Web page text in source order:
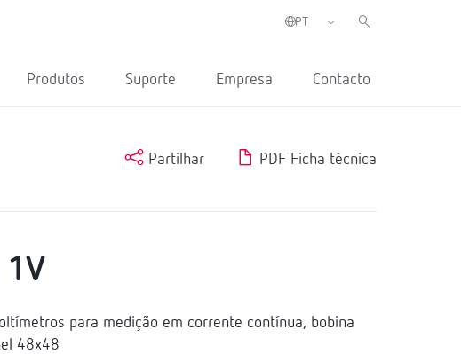
Produtos Suporte Empresa Contacto
Partilhar PDF Ficha técnica
1V
para medição em corrente contínua, bobina
48x48